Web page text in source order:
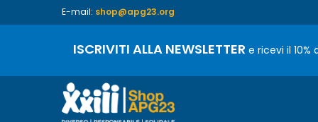
E-mail: shop@apg23.org
ISCRIVITI ALLA NEWSLETTER e ricevi il